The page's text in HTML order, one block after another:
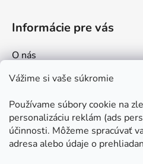
Vážime si vaše súkromie
Používame súbory cookie na
personalizáciu reklám (ads
účinnosti. Môžeme spracúvať
adresa alebo údaje o
Informácie pre vás
O nás
Kontakt
Ako nakupovať
Obchodné podmienky
Ochrana osobných údajov